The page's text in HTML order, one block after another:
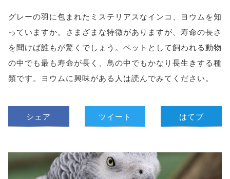
グレーの羽に包まれたミステリアスなインコ、ヨウムを知
っていますか。さまざまな特徴がありますが、寿命の長さ
を聞けば誰もが驚くでしょう。ペットとして飼われる動物
の中でも最も寿命が長く、鳥の中でもかなり長生きする種
類です。ヨウムに興味がある人は読んでみてください。
シェア ツイート はてブ